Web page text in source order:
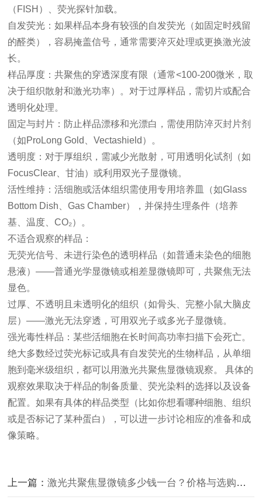
（FISH）、荧光探针加载。
自发荧光：如果样品本身有较强的自发荧光（如固定时残留
的醛类），容易掩盖信号，通常需要淬灭处理或更换激光波
长。
样品厚度：共聚焦的穿透深度有限（通常<100-200微米，取
决于组织散射和激光功率）。对于过厚样品，需切片或配合
透明化处理。
固定与封片：防止样品漂移和光漂白，需使用防淬灭封片剂
（如ProLong Gold、Vectashield）。
透明度：对于厚组织，需减少光散射，可用透明化试剂（如
FocusClear、甘油）或利用双光子显微镜。
活性维持：活细胞或活体组织需使用专用培养皿（如Glass
Bottom Dish、Gas Chamber），并保持生理条件（培养
基、温度、CO₂）。
不适合观察的样品：
无荧光信号、未进行染色的透明样品（如普通未染色的细胞
悬液）——普通光学显微镜或相差显微镜即可，共聚焦无法
显色。
过厚、不透明且未透明化的组织（如骨头、完整小鼠大脑皮
层）——激光无法穿透，可用双光子或多光子显微镜。
强光毒性样品：某些活细胞在长时间高功率扫描下会死亡。
绝大多数经过荧光标记或具有自发荧光的生物样品，从单细
胞到毫米级组织，都可以用激光共聚焦显微镜观察。 具体的
观察效果取决于样品的制备质量、荧光染料的选择以及设备
配置。如果有具体的样品类型（比如你想看哪种细胞、组织
或是否标记了某种蛋白），可以进一步讨论相应的准备和成
像策略。
上一篇：激光共聚焦显微镜多少钱一台？价格与选购建议